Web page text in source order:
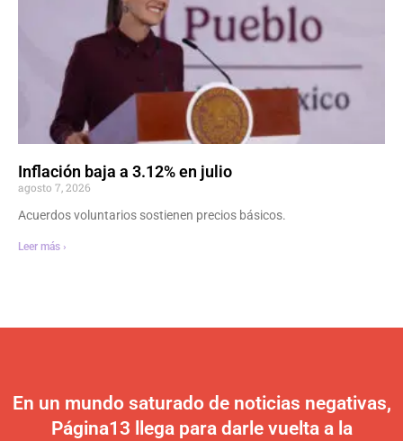
Inflación baja a 3.12% en julio
agosto 7, 2026
Acuerdos voluntarios sostienen precios básicos.
Leer más ›
En un mundo saturado de noticias negativas,
Página13 llega para darle vuelta a la